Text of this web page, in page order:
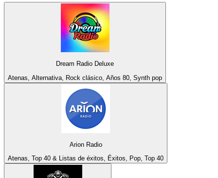
Dream Radio Deluxe
Atenas, Alternativa, Rock clásico, Años 80, Synth pop
Arion Radio
Atenas, Top 40 & Listas de éxitos, Éxitos, Pop, Top 40